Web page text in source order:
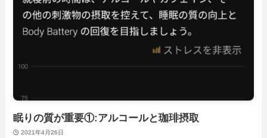
眠りの質が重要①:アルコールと珈琲摂取
2021年4月26日